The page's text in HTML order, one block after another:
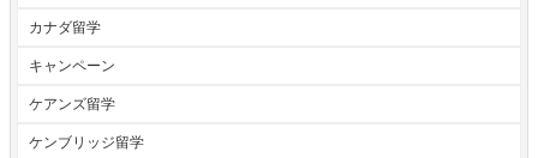
カナダ留学
キャンペーン
ケアンズ留学
ケンブリッジ留学